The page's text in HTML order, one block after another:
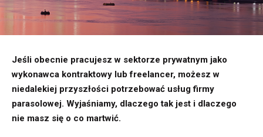
Jeśli obecnie pracujesz w sektorze prywatnym jako
wykonawca kontraktowy lub freelancer, możesz w
niedalekiej przyszłości potrzebować usług firmy
parasolowej. Wyjaśniamy, dlaczego tak jest i dlaczego
nie masz się o co martwić.